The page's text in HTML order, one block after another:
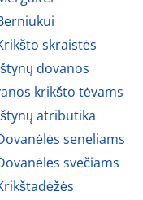
skraistės
dovanos
krikšto tėvams
atributika
seneliams
svečiams